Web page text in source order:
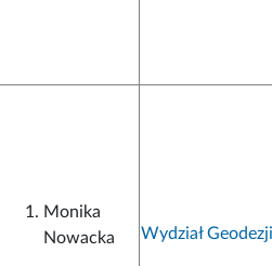
Monika
Nowacka
Wydział